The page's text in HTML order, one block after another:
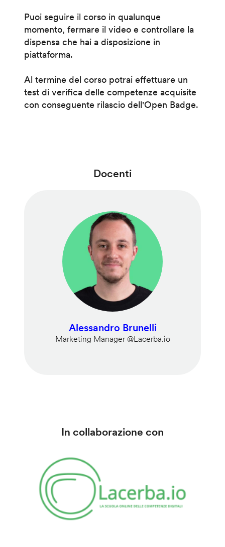
Puoi seguire il corso in qualunque
momento, fermare il video e controllare la
dispensa che hai a disposizione in
piattaforma.
Al termine del corso potrai effettuare un
test di verifica delle competenze acquisite
con conseguente rilascio dell'Open Badge.
Docenti
Alessandro Brunelli
Marketing Manager @Lacerba.io
In collaborazione con